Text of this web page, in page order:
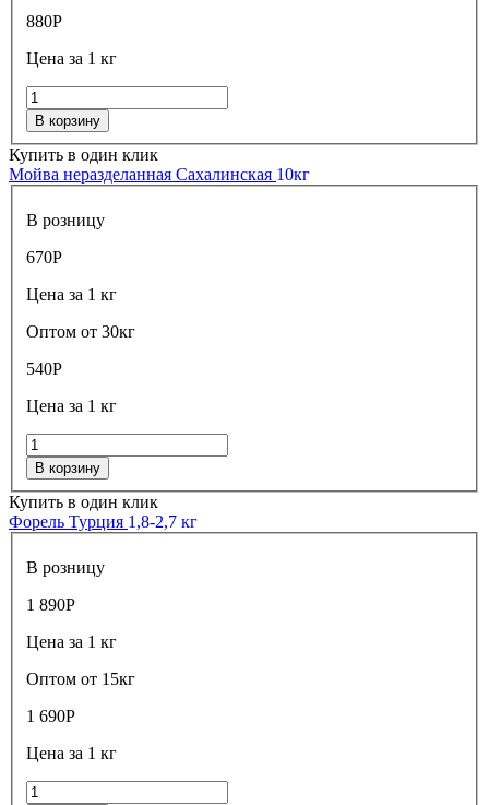
880Р
Цена за 1 кг
В корзину
Купить в один клик
Мойва неразделанная Сахалинская 10кг
В розницу
670Р
Цена за 1 кг
Оптом от 30кг
540Р
Цена за 1 кг
В корзину
Купить в один клик
Форель Турция 1,8-2,7 кг
В розницу
1 890Р
Цена за 1 кг
Оптом от 15кг
1 690Р
Цена за 1 кг